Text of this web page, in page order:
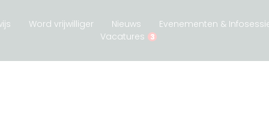
Word vrijwilliger Nieuws Evenementen &
Vacatures
3